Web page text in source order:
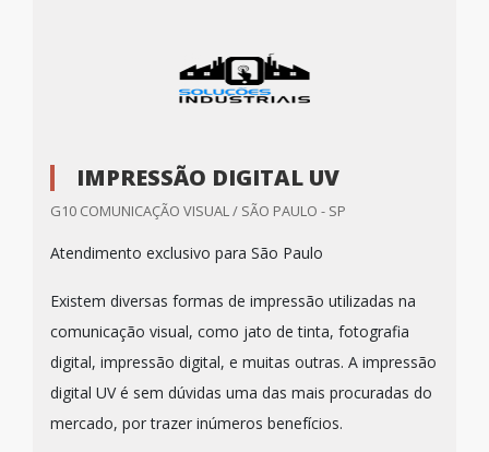
IMPRESSÃO DIGITAL UV
G10 COMUNICAÇÃO VISUAL / SÃO PAULO - SP
Atendimento exclusivo para São Paulo
Existem diversas formas de impressão utilizadas na
comunicação visual, como jato de tinta, fotografia
digital, impressão digital, e muitas outras. A impressão
digital UV é sem dúvidas uma das mais procuradas do
mercado, por trazer inúmeros benefícios.